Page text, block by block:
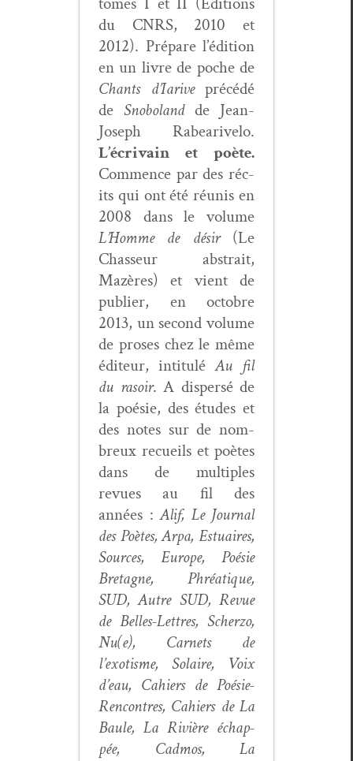
du CNRS, 2010 et
2012). Pré­pare l’édition
en un livre de poche de
Chants d’Iariveprécédé
de Snobolandde Jean-
Joseph Rabeariv­elo.
L’écrivain et poète.
Com­mence par des réc­
its qui ont été réu­nis en
2008 dans le vol­ume
L’Homme de désir(Le
Chas­seur abstrait,
Mazères) et vient de
pub­li­er, en octo­bre
2013, un sec­ond vol­ume
de pros­es chez le même
édi­teur, inti­t­uléAu fil
du rasoir. A dis­per­sé de
la poésie, des études et
des notes sur de nom­
breux recueils et poètes
dans de mul­ti­ples
revues au fil des
années :Alif, Le Jour­nal
des Poètes, Arpa, Estu­aires,
Sources, Europe, Poésie
Bre­tagne, Phréa­tique,
SUD, Autre SUD, Revue
de Belles-Let­tres, Scher­zo,
Nu(e), Car­nets de
l’exotisme, Solaire, Voix
d’eau, Cahiers de Poésie-
Ren­con­tres, Cahiers de La
Baule, La Riv­ière échap­
pée, Cad­mos, La